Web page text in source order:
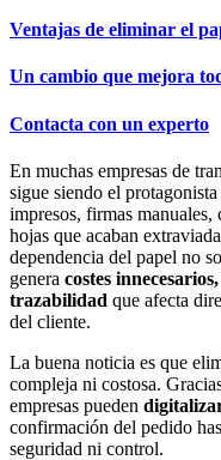
Ventajas de eliminar el
Un cambio que mejora
Contacta con un experto
En muchas empresas de
sigue siendo el
impresos, firmas
hojas que acaban
dependencia del papel no
genera costes
trazabilidad que afecta
del cliente.
La buena noticia es que
compleja ni costosa.
empresas pueden
confirmación del pedido
seguridad ni control.